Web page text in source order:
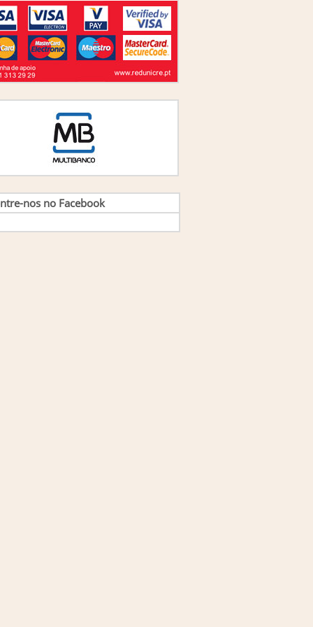
Marques(1)
Mestre(1)
Alberto Santos
(1)
Ferreira Gomes
(1)
Lopez Navaza(1)
Lopez Navaza E Ma. Angeles Lopez
(1)
Rodrigues,Antonio Oliveira E Nuno
Bastos Neves (1)
Sarmento e Sandra Ribeiro
(1)
de vários(1)
Lúcio Miguel Correia e Rosalía
Pradill(1)
nos no Facebook